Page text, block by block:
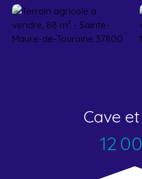
Parrainage
Cave
12